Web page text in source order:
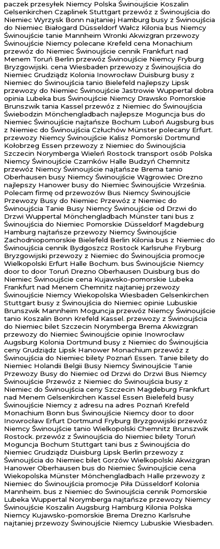
paczek przesyłek Niemcy Polska Świnoujście Koszalin
Gelsenkirchen Czaplinek Stuttgart przewóz z Świnoujścia do
Niemiec Wyrzysk Bonn najtaniej Hamburg busy z Świnoujścia
do Niemiec Białogard Düsseldorf Wałcz Kilonia bus Niemcy
Świnoujście tanie Mannheim Wronki Akwizgran przewozy
Świnoujście Niemcy polecane Krefeld cena Monachium
przewóz do Niemiec Świnoujście cennik Frankfurt nad
Menem Toruń Berlin przewóz Świnoujście Niemcy Fryburg
Bryzgowijski. cena Wiesbaden przewozy z Świnoujścia do
Niemiec Grudziądz Kolonia Inowrocław Duisburg busy z
Niemiec do Świnoujścia tanio Bielefeld najlepszy Lipsk
przewozy do Niemiec Świnoujście Jastrowie Wuppertal dobra
opinia Lubeka bus Świnoujście Niemcy Drawsko Pomorskie
Brunszwik tania Kassel przewóz z Niemiec do Świnoujścia
Świebodzin Mönchengladbach najlepsze Moguncja bus do
Niemiec Świnoujście najtańsze Bochum Luboń Augsburg bus
z Niemiec do Świnoujścia Człuchów Münster polecany Erfurt.
przewozy Niemcy Świnoujście Kalisz Pomorski Dortmund
Kołobrzeg Essen przewozy z Niemiec do Świnoujścia
Szczecin Norymberga Wieleń Rostock transport osób Polska
Niemcy Świnoujście Czarnków Halle Budzyń Chemnitz
przewóz Niemcy Świnoujście najtańsze Brema tanio
Oberhausen busy Niemcy Świnoujście Wągrowiec Drezno
najlepszy Hanower busy do Niemiec Świnoujście Września.
Polecam firmę od przewozów Bus Niemcy Świnoujście
Przewozy Busy do Niemiec Przewóz z Niemiec do
Świnoujścia Tanie Busy Niemcy Świnoujście od Drzwi do
Drzwi Wuppertal Mönchengladbach Münster tani bus z
Świnoujścia do Niemiec Pomorskie Düsseldorf Magdeburg
Hamburg najtańsze przewozy Niemcy Świnoujście
Zachodniopomorskie Bielefeld Berlin Kilonia bus z Niemiec do
Świnoujścia cennik Bydgoszcz Rostock Karlsruhe Fryburg
Bryzgowijski przewozy z Niemiec do Świnoujścia promocje
Wielkopolski Erfurt Halle Bochum. bus Świnoujście Niemcy
door to door Toruń Drezno Oberhausen Duisburg bus do
Niemiec Świnoujście cena Kujawsko-pomorskie Lubeka
Frankfurt nad Menem Chemnitz najtaniej przewozy
Świnoujście Niemcy Wiekopolska Wiesbaden Gelsenkirchen
Stuttgart busy z Świnoujścia do Niemiec opinie Lubuskie
Brunszwik Mannheim Moguncja przewóz Niemcy Świnoujście
tanio Koszalin Bonn Krefeld Kassel. przewozy z Świnoujścia
do Niemiec bilet Szczecin Norymberga Brema Akwizgran
przewozy do Niemiec Świnoujście opinie Inowrocław
Augsburg Kolonia Dortmund busy z Niemiec do Świnoujścia
ceny Grudziądz Lipsk Hanower Monachium przewóz z
Świnoujścia do Niemiec bilety Poznań Essen. Tanie bilety do
Niemiec Holandii Belgii Busy Niemcy Świnoujście Tanie
Przewozy Busy do Niemiec od Drzwi do Drzwi Bus Niemcy
Świnoujście Przewóz z Niemiec do Świnoujścia busy z
Niemiec do Świnoujścia ceny Szczecin Magdeburg Frankfurt
nad Menem Gelsenkirchen Kassel Essen Bielefeld busy
Świnoujście Niemcy z adresu na adres Poznań Krefeld
Monachium Bonn bus Świnoujście Niemcy door to door
Inowrocław Erfurt Dortmund Fryburg Bryzgowijski przewóz
Niemcy Świnoujście tanio Wielkopolski Chemnitz Brunszwik
Rostock. przewóz z Świnoujścia do Niemiec bilety Toruń
Moguncja Bochum Stuttgart tani bus z Świnoujścia do
Niemiec Grudziądz Duisburg Lipsk Berlin przewozy z
Świnoujścia do Niemiec bilet Gorzów Wielkopolski Akwizgran
Hanower Oberhausen bus do Niemiec Świnoujście cena
Wiekopolska Münster Mönchengladbach Halle przewozy z
Niemiec do Świnoujścia promocje Piła Düsseldorf Kolonia
Mannheim. bus z Niemiec do Świnoujścia cennik Pomorskie
Lubeka Wuppertal Norymberga najtańsze przewozy Niemcy
Świnoujście Koszalin Augsburg Hamburg Kilonia Polska
Niemcy Kujawsko-pomorskie Brema Drezno Karlsruhe
najtaniej przewozy Świnoujście Niemcy Lubuskie Wiesbaden.